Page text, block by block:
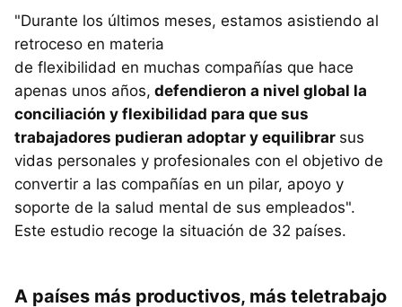
"Durante los últimos meses, estamos asistiendo al
retroceso en materia
de flexibilidad en muchas compañías que hace
apenas unos años, defendieron a nivel global la
conciliación y flexibilidad para que sus
trabajadores pudieran adoptar y equilibrar sus
vidas personales y profesionales con el objetivo de
convertir a las compañías en un pilar, apoyo y
soporte de la salud mental de sus empleados".
Este estudio recoge la situación de 32 países.
A países más productivos, más teletrabajo